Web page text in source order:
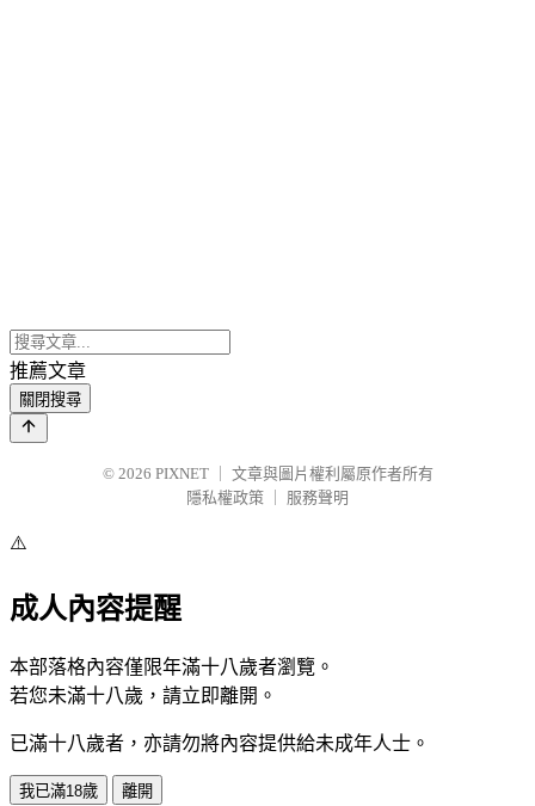
推薦文章
關閉搜尋
© 2026 PIXNET
文章與圖片權利屬原作者所有
隱私權政策
服務聲明
⚠️
成人內容提醒
本部落格內容僅限年滿十八歲者瀏覽。
若您未滿十八歲，請立即離開。
已滿十八歲者，亦請勿將內容提供給未成年人士。
我已滿18歲 離開